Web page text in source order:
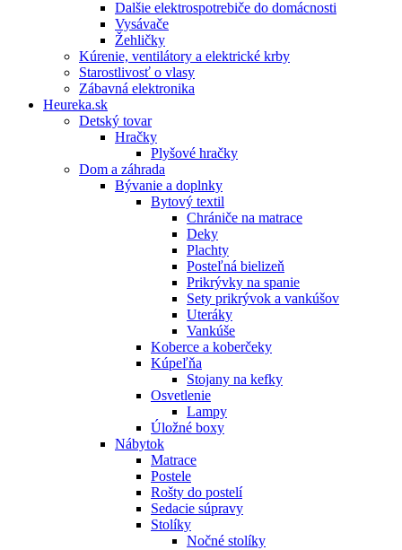
Dalšie elektrospotrebiče do domácnosti
Vysávače
Žehličky
Kúrenie, ventilátory a elektrické krby
Starostlivosť o vlasy
Zábavná elektronika
Heureka.sk
Detský tovar
Hračky
Plyšové hračky
Dom a záhrada
Bývanie a doplnky
Bytový textil
Chrániče na matrace
Deky
Plachty
Posteľná bielizeň
Prikrývky na spanie
Sety prikrývok a vankúšov
Uteráky
Vankúše
Koberce a koberčeky
Kúpeľňa
Stojany na kefky
Osvetlenie
Lampy
Úložné boxy
Nábytok
Matrace
Postele
Rošty do postelí
Sedacie súpravy
Stolíky
Nočné stolíky